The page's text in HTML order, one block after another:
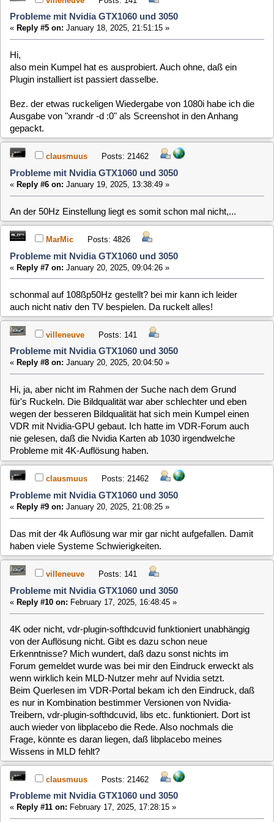
MarMic Posts: 4826
Probleme mit Nvidia GTX1060 und 3050
«Reply #7 on:January 20, 2025, 09:04:26 »
schonmal auf 108ßp50Hz gestellt? bei mir kann ich leider
auch nicht nativ den TV bespielen. Da ruckelt alles!
Probleme mit Nvidia GTX1060 und 3050
«Reply #8 on:January 20, 2025, 20:04:50 »
Hi, ja, aber nicht im Rahmen der Suche nach dem Grund
für's Ruckeln. Die Bildqualität war aber schlechter und eben
VDR mit Nvidia-GPU gebaut. Ich hatte im VDR-Forum auch
nie gelesen, daß die Nvidia Karten ab 1030 irgendwelche
clausmuus Posts: 21462
Probleme mit Nvidia GTX1060 und 3050
«Reply #9 on:January 20, 2025, 21:08:25 »
Das mit der 4k Auflösung war mir gar nicht aufgefallen. Damit
haben viele Systeme Schwierigkeiten.
villeneuve Posts: 141
Probleme mit Nvidia GTX1060 und 3050
«Reply #10 on:February 17, 2025, 16:48:45 »
von der Auflösung nicht. Gibt es dazu schon neue
Erkenntnisse? Mich wundert, daß dazu sonst nichts im
Forum gemeldet wurde was bei mir den Eindruck erweckt als
Beim Querlesen im VDR-Portal bekam ich den Eindruck, daß
es nur in Kombination bestimmer Versionen von Nvidia-
Treibern, vdr-plugin-softhdcuvid, libs etc. funktioniert. Dort ist
auch wieder von libplacebo die Rede. Also nochmals die
Frage, könnte es daran liegen, daß libplacebo meines
Wissens in MLD fehlt?
clausmuus Posts: 21462
Probleme mit Nvidia GTX1060 und 3050
Ich habe das softhdcuvid Frontend noch nie verwendet.
softhdvdpau Frontends verliefen hingegen ohne Probleme.
villeneuve Posts: 141
Probleme mit Nvidia GTX1060 und 3050
Mit softhdvdpau kann man aber H265 nicht in Hardware
decodieren, oder?
clausmuus Posts: 21462
Probleme mit Nvidia GTX1060 und 3050
«Reply #13 on:February 17, 2025, 19:14:30 »
Das weiß ich gar nicht. H.265 hatte ich mir nur mal auf einem
RPI4 und auf Intel Systemen angeschaut. Ich besitze kein
Nvidia System dessen Grafikkarte das kann.
villeneuve Posts: 141
Probleme mit Nvidia GTX1060 und 3050
«Reply #14 on: February 23, 2025, 20:54:08 »
Ich hab mir das System bei meinem Freund jetzt nochmal
angesehen und festgestellt, daß MLD nur vdr-plugin-
softhddevice anbietet und das jeweils kompiliert entweder für
die Cuvid-Schnittstelle und einmal vermutlich (vermutlich weil
das Paket unglücklich vdr-plugin-softhddevice-nvidia benannt